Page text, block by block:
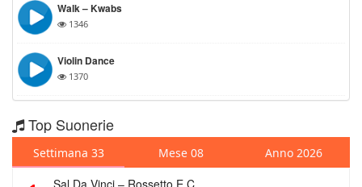
Walk – Kwabs
1346
Violin Dance
1370
Top Suonerie
Settimana 33 Mese 08 Anno 2026
Sal Da Vinci – Rossetto E Caffè